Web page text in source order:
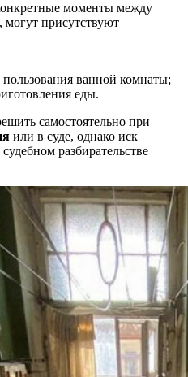
моменты между
могут присутствуют
ванной комнаты;
еды.
самостоятельно при
или в суде, однако иск
разбирательстве